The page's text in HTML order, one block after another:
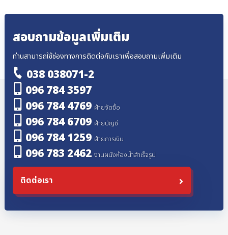
สอบถามข้อมูลเพิ่มเติม
ท่านสามารถใช้ช่องทางการติดต่อกับเราเพื่อสอบถามเพิ่มเติม
038 038071-2
096 784 3597
096 784 4769 ฝ่ายจัดซื้อ
096 784 6709 ฝ่ายบัญชี
096 784 1259 ฝ่ายการเงิน
096 783 2462 งานผนังห้องน้ำสำเร็จรูป
ติดต่อเรา